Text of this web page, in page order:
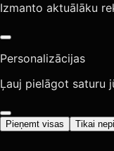
Izmanto aktuālāku
Personalizācijas
Ļauj pielāgot saturu
Pieņemt visas Tikai